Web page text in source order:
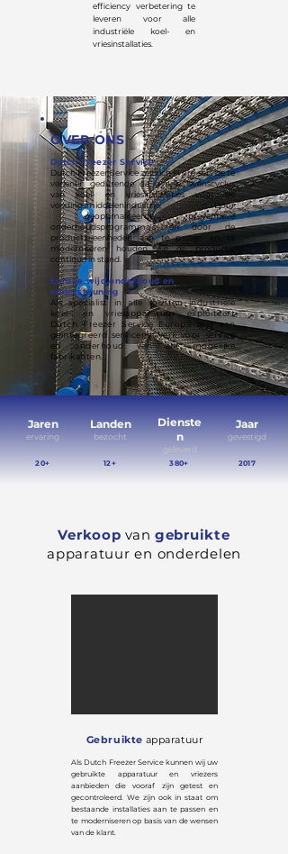
efficiency verbetering te
leveren voor alle
industriële koel- en
vriesinstallaties.
OVER ONS
Dutch Freezer Service
Dutch Freezer Service zet zich in om service te
verlenen gedurende de gehele levenscyclus
van koel- en vriesinstallaties voor de
voedingsmiddelenindustrie.Door
geoptimaliseerde preventieve
onderhoudsprogramma's en door de
productie-eenheden aan te passen en te
moderniseren houden we de productie
continue in stand.
Europa wijd onderhoud en
ondersteuning
Als specialist in alle soorten industriële
koel- en vriesapparatuur exploiteert
Dutch Freezer Service Europa wijd een
geïntegreerd servicenetwerk voor service
en onderhoud van alle mogelijke
fabrikanten.
Jaren
ervaring
20+
Landen
bezocht
12+
Dienste
n
geleverd
380+
Jaar
gevestigd
2017
Verkoop van gebruikte
apparatuur en onderdelen
Gebruikte apparatuur
Als Dutch Freezer Service kunnen wij uw
gebruikte apparatuur en vriezers
aanbieden die vooraf zijn getest en
gecontroleerd. We zijn ook in staat om
bestaande installaties aan te passen en
te moderniseren op basis van de wensen
van de klant.